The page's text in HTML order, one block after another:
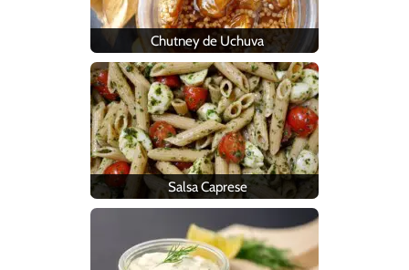
Chutney de Uchuva
Salsa Caprese